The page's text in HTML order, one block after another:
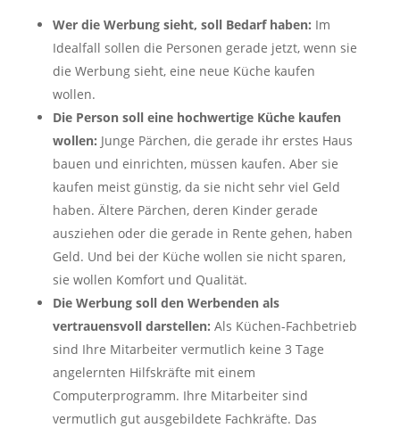
Wer die Werbung sieht, soll Bedarf haben: Im
Idealfall sollen die Personen gerade jetzt, wenn sie
die Werbung sieht, eine neue Küche kaufen
wollen.
Die Person soll eine hochwertige Küche kaufen
wollen: Junge Pärchen, die gerade ihr erstes Haus
bauen und einrichten, müssen kaufen. Aber sie
kaufen meist günstig, da sie nicht sehr viel Geld
haben. Ältere Pärchen, deren Kinder gerade
ausziehen oder die gerade in Rente gehen, haben
Geld. Und bei der Küche wollen sie nicht sparen,
sie wollen Komfort und Qualität.
Die Werbung soll den Werbenden als
vertrauensvoll darstellen: Als Küchen-Fachbetrieb
sind Ihre Mitarbeiter vermutlich keine 3 Tage
angelernten Hilfskräfte mit einem
Computerprogramm. Ihre Mitarbeiter sind
vermutlich gut ausgebildete Fachkräfte. Das